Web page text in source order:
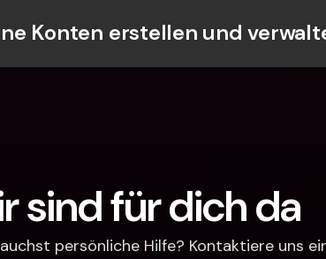
Konten erstellen und
sind für dich da
persönliche Hilfe? Kontaktiere uns